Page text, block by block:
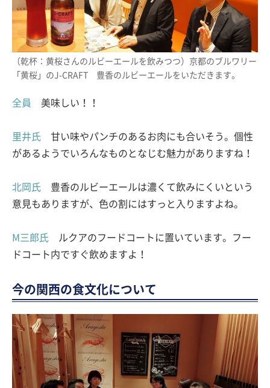
（乾杯：黄桜さんのルビーエールを飲みつつ）京都のブルワリー
「黄桜」のJ-CRAFT 豊香のルビーエールをいただきます。
全員 美味しい！！
里井氏 甘い味やパンチのあるお肉にも合いそう。個性
があるようでいろんなものとなじむ魅力がありますね！
北岡氏 豊香のルビーエールは濃くて飲みにくいという
意見もありますが、色の割にはすっと入りますよね。
M三郎氏
ルクアのフードコートに置いています。フー
ドコート内ですぐ飲めますよ！
今の関西の食文化について